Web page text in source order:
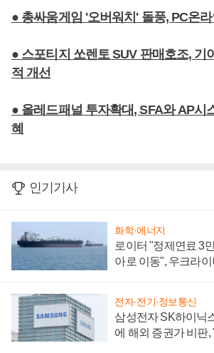
● 총싸움게임 '오버워치' 돌풍, PC온
● 스포티지 쏘렌토 SUV 판매호조, 기
적 개선
● 올레드패널 투자확대, SFA와 AP시
혜
인기기사
화학·에너지
로이터 "정제연료 3
아로 이동", 우크라
전자·전기·정보통신
삼성전자 SK하이닉
에 해외 증권가 비판